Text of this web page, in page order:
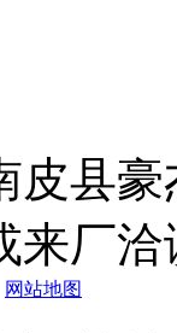
皮县
来厂洽
网站地图